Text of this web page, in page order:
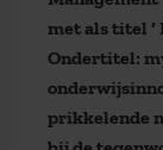
met als titel ‘
Ondertitel:
prikkelende